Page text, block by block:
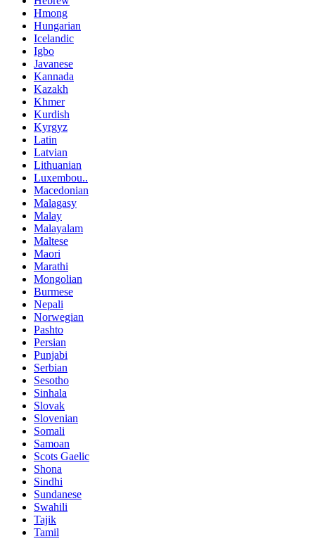
Hmong
Hungarian
Icelandic
Igbo
Javanese
Kannada
Kazakh
Khmer
Kurdish
Kyrgyz
Latin
Latvian
Lithuanian
Luxembou..
Macedonian
Malagasy
Malay
Malayalam
Maltese
Maori
Marathi
Mongolian
Burmese
Nepali
Norwegian
Pashto
Persian
Punjabi
Serbian
Sesotho
Sinhala
Slovak
Slovenian
Somali
Samoan
Scots Gaelic
Shona
Sindhi
Sundanese
Swahili
Tajik
Tamil